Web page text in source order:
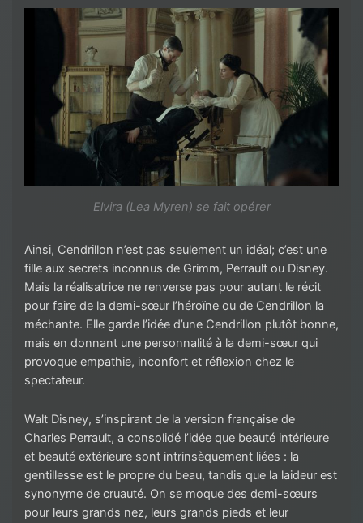
Elvira (Lea Myren) se fait opérer
Ainsi, Cendrillon n’est pas seulement un idéal; c’est une
fille aux secrets inconnus de Grimm, Perrault ou Disney.
Mais la réalisatrice ne renverse pas pour autant le récit
pour faire de la demi-sœur l’héroïne ou de Cendrillon la
méchante. Elle garde l’idée d’une Cendrillon plutôt bonne,
mais en donnant une personnalité à la demi-sœur qui
provoque empathie, inconfort et réflexion chez le
spectateur.
Walt Disney, s’inspirant de la version française de
Charles Perrault, a consolidé l’idée que beauté intérieure
et beauté extérieure sont intrinsèquement liées : la
gentillesse est le propre du beau, tandis que la laideur est
synonyme de cruauté. On se moque des demi-sœurs
pour leurs grands nez, leurs grands pieds et leur